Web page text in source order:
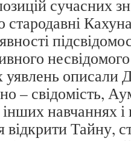
сучасних
стародавні
уявлень
– свідомість,
навчаннях і
відкрити Тайну,